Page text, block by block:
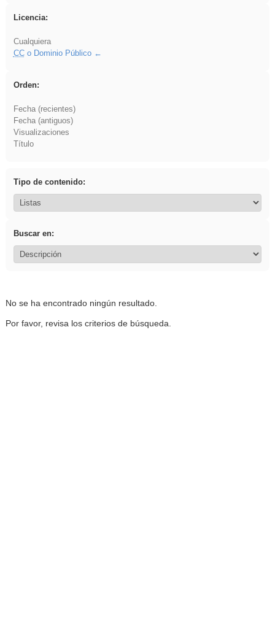
Licencia:
Cualquiera
CCo Dominio Público
Orden:
Fecha (recientes)
Fecha (antiguos)
Visualizaciones
Título
Tipo de contenido:
Buscar en:
No se ha encontrado ningún resultado.
Por favor, revisa los criterios de búsqueda.